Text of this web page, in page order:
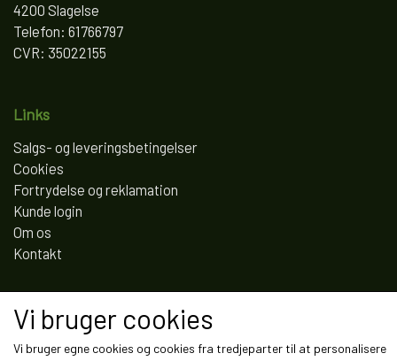
4200 Slagelse
Telefon: 61766797
CVR: 35022155
Links
Salgs- og leveringsbetingelser
Cookies
Fortrydelse og reklamation
Kunde login
Om os
Kontakt
Vi bruger cookies
Vi bruger egne cookies og cookies fra tredjeparter til at personalisere